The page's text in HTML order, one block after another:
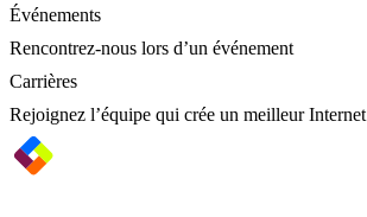
Événements
Rencontrez-nous lors d’un événement
Carrières
Rejoignez l’équipe qui crée un meilleur Internet